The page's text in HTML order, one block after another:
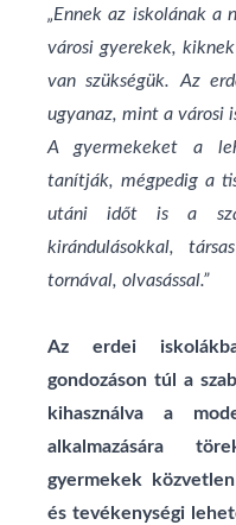
„Ennek az iskolának a
városi gyerekek,
van szükségük. Az
ugyanaz, mint a városi
A gyermekeket a
tanítják, mégpedig a
utáni időt is a
kirándulásokkal,
tornával, olvasással.”
Az erdei
gondozáson túl a
kihasználva a
alkalmazására
gyermekek
és tevékenységi